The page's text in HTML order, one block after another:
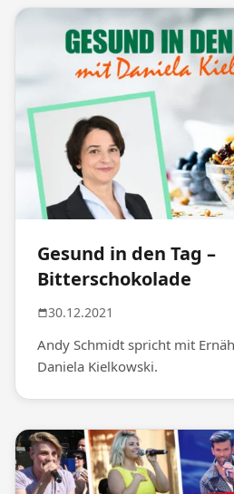
Gesund in den Tag –
Bitterschokolade
30.12.2021
Andy Schmidt spricht mit
Daniela Kielkowski.